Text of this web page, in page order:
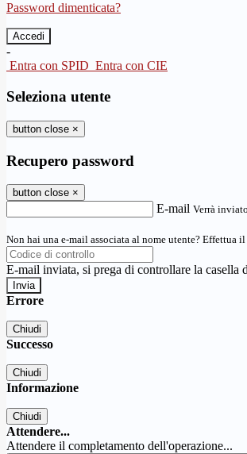
Password dimenticata?
-
Entra con SPID Entra con CIE
Seleziona utente
button close ×
Recupero password
button close ×
E-mail Verrà
Non hai una e-mail associata al nome utente? Effettua
E-mail inviata, si prega di controllare la casella
Errore
Chiudi
Successo
Chiudi
Informazione
Chiudi
Attendere...
Attendere il completamento dell'operazione...